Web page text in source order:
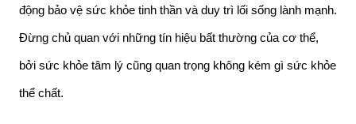
động bảo vệ sức khỏe tinh thần và duy trì lối sống lành mạnh.
Đừng chủ quan với những tín hiệu bất thường của cơ thể,
bởi sức khỏe tâm lý cũng quan trọng không kém gì sức khỏe
thể chất.